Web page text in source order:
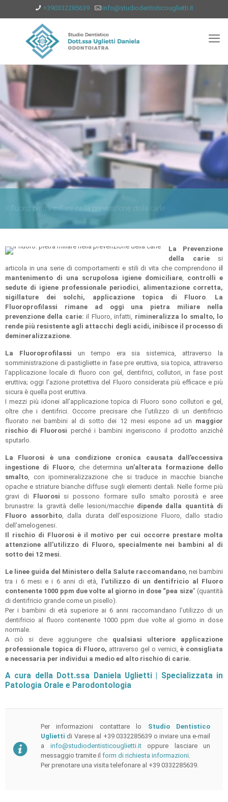
+390332285639 info@studiodentisticouglietti.it
Il fluoro: pietra miliare nella prevenzione della carie
La Prevenzione
della cariesi
articola in una serie di comportamenti e stili di vita che comprendono il
mantenimento di una scrupolosa igiene domiciliare, controlli e
sedute di igiene professionale periodici, alimentazione corretta,
sigillature dei solchi, applicazione topica di Fluoro. La
Fluoroprofilassi rimane ad oggi una pietra miliare nella
prevenzione della carie: il Fluoro, infatti, rimineralizza lo smalto, lo
rende più resistente agli attacchi degli acidi, inibisce il processo di
demineralizzazione.
La Fluoroprofilassi un tempo era sia sistemica, attraverso la
somministrazione di pastigliette in fase pre eruttiva, sia topica, attraverso
l’applicazione locale di fluoro con gel, dentifrici, collutori, in fase post
eruttiva; oggi l’azione protettiva del Fluoro considerata più efficace e più
sicura è quella post eruttiva.
I mezzi più idonei all’applicazione topica di Fluoro sono collutori e gel,
oltre che i dentifrici. Occorre precisare che l’utilizzo di un dentifricio
fluorato nei bambini al di sotto dei 12 mesi espone ad un maggior
rischio di Fluorosi perché i bambini ingeriscono il prodotto anziché
sputarlo.
La Fluorosi è una condizione cronica causata dall’eccessiva
ingestione di Fluoro, che determina un’alterata formazione dello
smalto, con ipomineralizzazione che si traduce in macchie bianche
opache e striature bianche diffuse sugli elementi dentali. Nelle forme più
gravi di Fluorosi si possono formare sullo smalto porosità e aree
brunastre: la gravità delle lesioni/macchie dipende dalla quantità di
Fluoro assorbito, dalla durata dell’esposizione Fluoro, dallo stadio
dell’amelogenesi.
Il rischio di Fluorosi è il motivo per cui occorre prestare molta
attenzione all’utilizzo di Fluoro, specialmente nei bambini al di
sotto dei 12 mesi.
Le linee guida del Ministero della Salute raccomandano, nei bambini
tra i 6 mesi e i 6 anni di età,
l’utilizzo di un dentifricio al Fluoro
contenente 1000 ppm due volte al giorno in dose “pea size” (quantità
di dentifricio grande come un pisello).
Per i bambini di età superiore ai 6 anni raccomandano l’utilizzo di un
dentifricio al fluoro contenente 1000 ppm due volte al giorno in dose
normale.
A ciò si deve aggiungere che qualsiasi ulteriore applicazione
professionale topica di Fluoro, attraverso gel o vernici, è consigliata
e necessaria per individui a medio ed alto rischio di carie.
A cura della Dott.ssa Daniela Uglietti | Specializzata in
Patologia Orale e Parodontologia
Per informazioni contattare lo Studio Dentistico
Uglietti di Varese al +39 0332285639 o inviare una e-mail
a info@studiodentisticouglietti.itoppure lasciare un
messaggio tramite il form di richiesta informazioni.
Per prenotare una visita telefonare al +39 0332285639.